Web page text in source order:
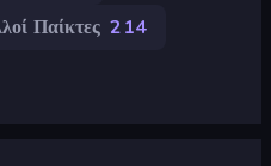
Παίκτες 214